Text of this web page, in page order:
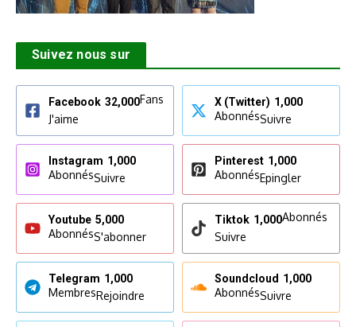
Suivez nous sur
Facebook 32,000Fans
J'aime
X (Twitter) 1,000
AbonnésSuivre
Instagram 1,000
AbonnésSuivre
Pinterest 1,000
AbonnésEpingler
Youtube 5,000
AbonnésS'abonner
Tiktok 1,000Abonnés
Suivre
Telegram 1,000
MembresRejoindre
Soundcloud 1,000
AbonnésSuivre